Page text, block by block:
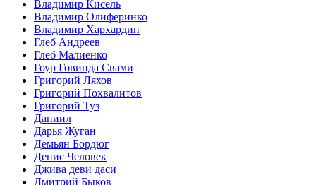
Владимир Кисель
Владимир Олиферинко
Владимир Хархардин
Глеб Андреев
Глеб Малиенко
Гоур Говинда Свами
Григорий Ляхов
Григорий Похвалитов
Григорий Туз
Даниил
Дарья Жуган
Демьян Бордюг
Денис Человек
Джива деви даси
Дмитрий Быков